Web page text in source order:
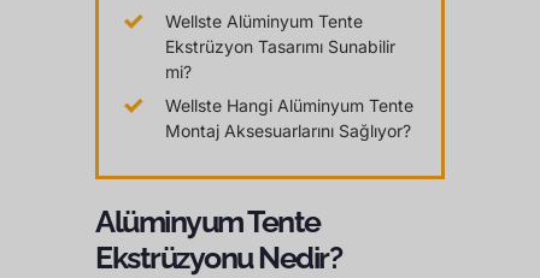
Wellste Alüminyum Tente
Ekstrüzyon Tasarımı Sunabilir
mi?
Wellste Hangi Alüminyum Tente
Montaj Aksesuarlarını Sağlıyor?
Alüminyum Tente
Ekstrüzyonu Nedir?